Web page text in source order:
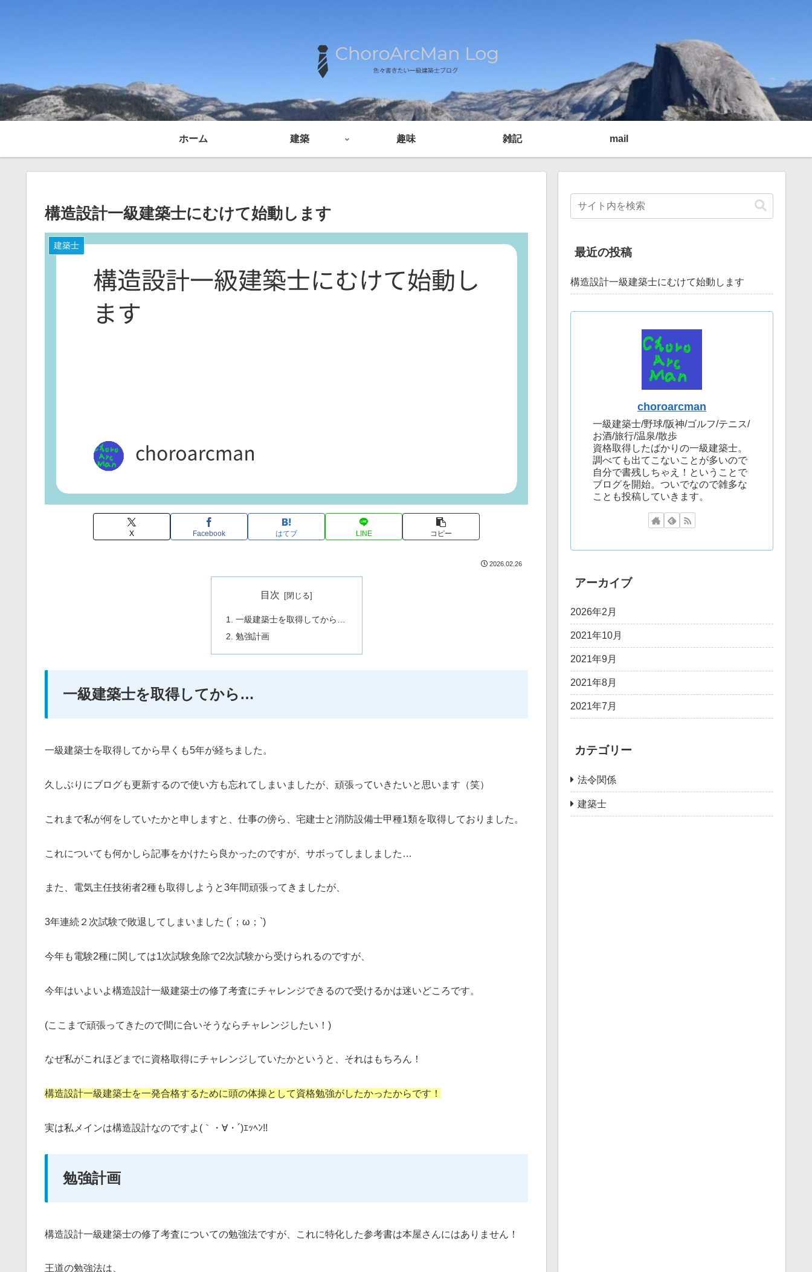
ホーム 建築 趣味 雑記 mail
構造設計一級建築士にむけて始動します
建築士
X Facebook はてブ LINE コピー
2026.02.26
目次
一級建築士を取得してから…
勉強計画
一級建築士を取得してから…
一級建築士を取得してから早くも5年が経ちました。
久しぶりにブログも更新するので使い方も忘れてしまいましたが、頑張っていきたいと思います（笑）
これまで私が何をしていたかと申しますと、仕事の傍ら、宅建士と消防設備士甲種1類を取得しておりました。
これについても何かしら記事をかけたら良かったのですが、サボってしましました…
また、電気主任技術者2種も取得しようと3年間頑張ってきましたが、
3年連続２次試験で敗退してしまいました (´；ω；`)
今年も電験2種に関しては1次試験免除で2次試験から受けられるのですが、
今年はいよいよ構造設計一級建築士の修了考査にチャレンジできるので受けるかは迷いどころです。
(ここまで頑張ってきたので間に合いそうならチャレンジしたい！)
なぜ私がこれほどまでに資格取得にチャレンジしていたかというと、それはもちろん！
構造設計一級建築士を一発合格するために頭の体操として資格勉強がしたかったからです ！
実は私メインは構造設計なのですよ(｀・∀・´)ｴｯﾍﾝ!!
勉強計画
構造設計一級建築士の修了考査についての勉強法ですが、これに特化した参考書は本屋さんにはありません！
王道の勉強法は、
最近の投稿
構造設計一級建築士にむけて始動します
choroarcman
一級建築士/野球/阪神/ゴルフ/テニス/
お酒/旅行/温泉/散歩
資格取得したばかりの一級建築士。
調べても出てこないことが多いので
自分で書残しちゃえ！ということで
ブログを開始。ついでなので雑多な
ことも投稿していきます。
アーカイブ
2026年2月
2021年10月
2021年9月
2021年8月
2021年7月
カテゴリー
法令関係
建築士